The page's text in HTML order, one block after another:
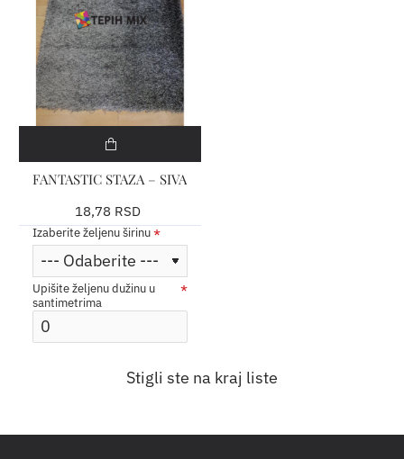
FANTASTIC STAZA – SIVA
18,78 RSD
Izaberite željenu širinu
Upišite željenu dužinu u
santimetrima
Stigli ste na kraj liste